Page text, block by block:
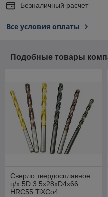
Безналичный расчет
Все условия оплаты
Подобные товары
Сверло твердосплавное
ц/х 5D 3.5x28xD4x66
HRC55 TiXCo4